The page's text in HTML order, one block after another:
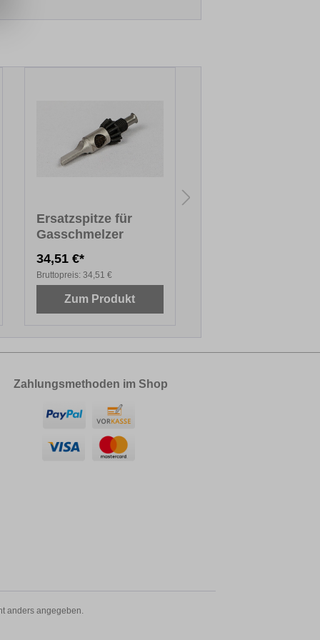
Ersatzspitze für
Gasschmelzer
34,51 €*
Bruttopreis: 34,51 €
Zum Produkt
Zahlungsmethoden im Shop
anders angegeben.